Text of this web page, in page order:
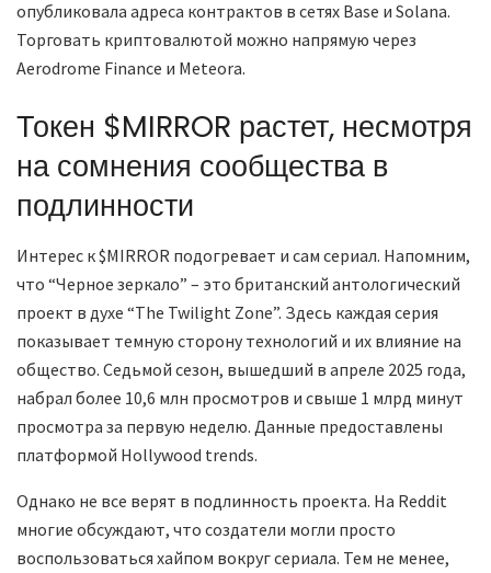
опубликовала адреса контрактов в сетях Base и Solana.
Торговать криптовалютой можно напрямую через
Aerodrome Finance и Meteora.
Токен $MIRROR растет, несмотря
на сомнения сообщества в
подлинности
Интерес к $MIRROR подогревает и сам сериал. Напомним,
что “Черное зеркало” – это британский антологический
проект в духе “The Twilight Zone”. Здесь каждая серия
показывает темную сторону технологий и их влияние на
общество. Седьмой сезон, вышедший в апреле 2025 года,
набрал более 10,6 млн просмотров и свыше 1 млрд минут
просмотра за первую неделю. Данные предоставлены
платформой Hollywood trends.
Однако не все верят в подлинность проекта. На Reddit
многие обсуждают, что создатели могли просто
воспользоваться хайпом вокруг сериала. Тем не менее,